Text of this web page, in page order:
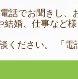
話でお聞きし
婚、仕事など
ください。 「